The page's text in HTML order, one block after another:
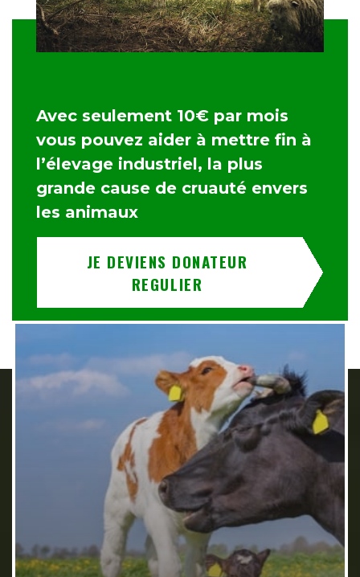
Avec seulement 10€ par mois
vous pouvez aider à mettre fin à
l’élevage industriel, la plus
grande cause de cruauté envers
les animaux
JE DEVIENS DONATEUR
REGULIER